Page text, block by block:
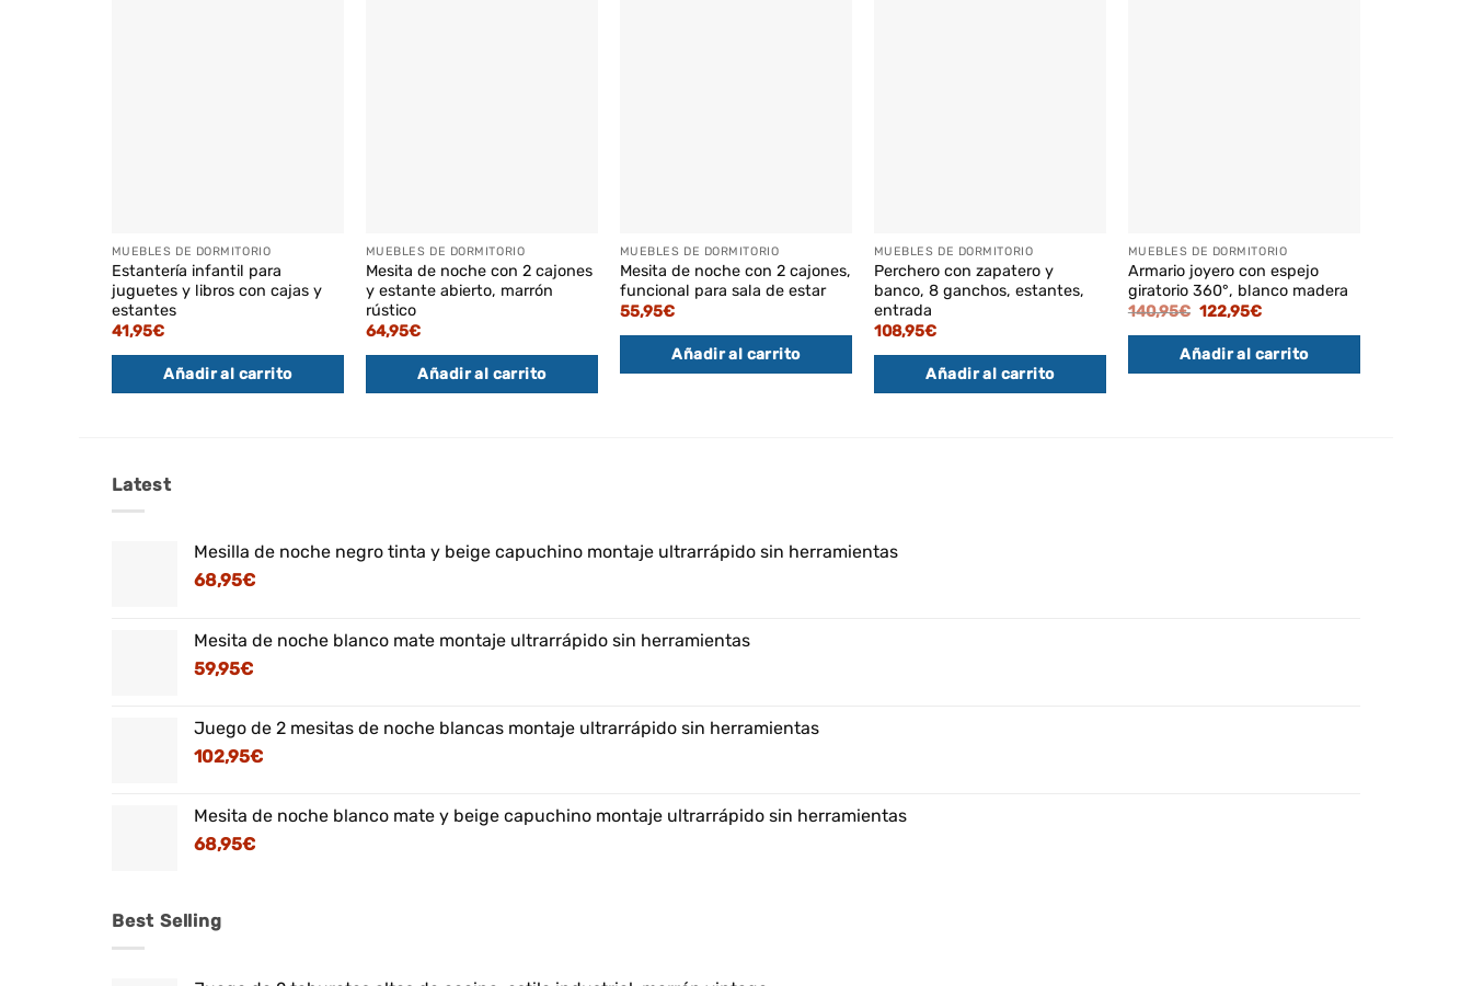
MUEBLES DE DORMITORIO
Estantería infantil para
juguetes y libros con cajas y
estantes
41,95€
Añadir al carrito
MUEBLES DE DORMITORIO
Mesita de noche con 2 cajones
y estante abierto, marrón
rústico
64,95€
Añadir al carrito
MUEBLES DE DORMITORIO
Mesita de noche con 2 cajones,
funcional para sala de estar
55,95€
Añadir al carrito
MUEBLES DE DORMITORIO
Perchero con zapatero y
banco, 8 ganchos, estantes,
entrada
108,95€
Añadir al carrito
MUEBLES DE DORMITORIO
Armario joyero con espejo
giratorio 360°, blanco madera
140,95€ El
original
era:
140,95€.
122,95€El
actual
es:
122,95€.
Añadir al carrito
Latest
Mesilla de noche negro tinta y beige capuchino montaje ultrarrápido sin herramientas
68,95€
Mesita de noche blanco mate montaje ultrarrápido sin herramientas
59,95€
Juego de 2 mesitas de noche blancas montaje ultrarrápido sin herramientas
102,95€
Mesita de noche blanco mate y beige capuchino montaje ultrarrápido sin herramientas
68,95€
Best Selling